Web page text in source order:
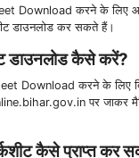
Download करने के लिए
डाउनलोड कर सकते हैं।
डाउनलोड कैसे करें?
Download करने के लिए
पर जाकर
कैसे प्राप्त कर